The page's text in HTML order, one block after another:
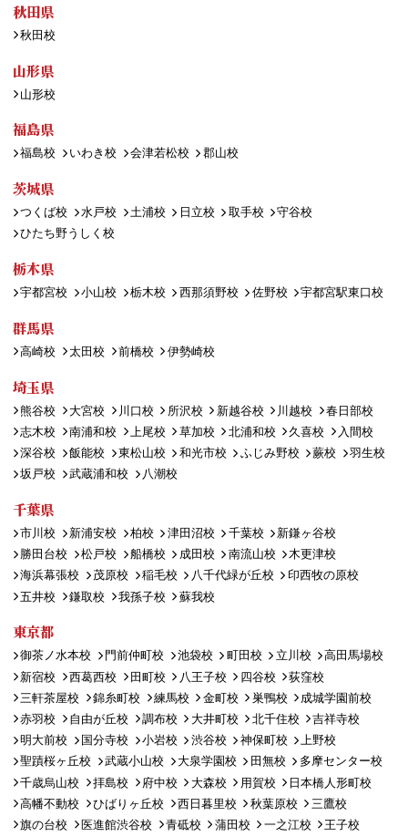
秋田県
秋田校
山形県
山形校
福島県
福島校 いわき校 会津若松校 郡山校
茨城県
つくば校 水戸校 土浦校 日立校 取手校
守谷校
ひたち野うしく校
栃木県
宇都宮校 小山校 栃木校 西那須野校 佐野校 宇都宮駅東口校
群馬県
高崎校 太田校 前橋校 伊勢崎校
埼玉県
熊谷校 大宮校 川口校 所沢校 新越谷校 川越校
春日部校
志木校
南浦和校 上尾校 草加校 北浦和校 久喜校
入間校
深谷校
飯能校 東松山校 和光市校 ふじみ野校 蕨校
羽生校
坂戸校
武蔵浦和校 八潮校
千葉県
市川校 新浦安校 柏校 津田沼校 千葉校
新鎌ヶ谷校
勝田台校
松戸校 船橋校 成田校 南流山校
木更津校
海浜幕張校
茂原校 稲毛校 八千代緑が丘校
印西牧の原校
五井校
鎌取校 我孫子校 蘇我校
東京都
御茶ノ水本校 門前仲町校 池袋校 町田校 立川校
高田馬場校
新宿校
西葛西校 田町校 八王子校 四谷校
荻窪校
三軒茶屋校
錦糸町校 練馬校 金町校 巣鴨校
成城学園前校
赤羽校
自由が丘校 調布校 大井町校 北千住校
吉祥寺校
明大前校
国分寺校 小岩校 渋谷校 神保町校
上野校
聖蹟桜ヶ丘校
武蔵小山校 大泉学園校 田無校
多摩センター校
千歳烏山校
拝島校 府中校 大森校 用賀校
日本橋人形町校
高幡不動校
ひばりヶ丘校 西日暮里校 秋葉原校
三鷹校
旗の台校
医進館渋谷校 青砥校 蒲田校 一之江校 王子校